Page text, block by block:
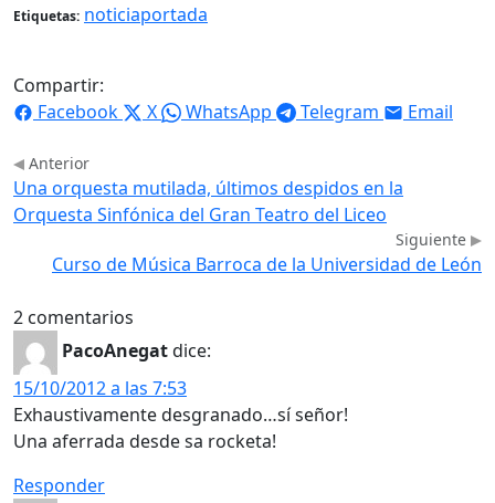
Etiquetas: noticiaportada
Compartir:
Facebook
X WhatsApp Telegram Email
Anterior
Una orquesta mutilada, últimos despidos en la
Orquesta Sinfónica del Gran Teatro del Liceo
Siguiente
Curso de Música Barroca de la Universidad de León
2 comentarios
PacoAnegatdice:
15/10/2012 a las 7:53
Exhaustivamente desgranado…sí señor!
Una aferrada desde sa rocketa!
Responder